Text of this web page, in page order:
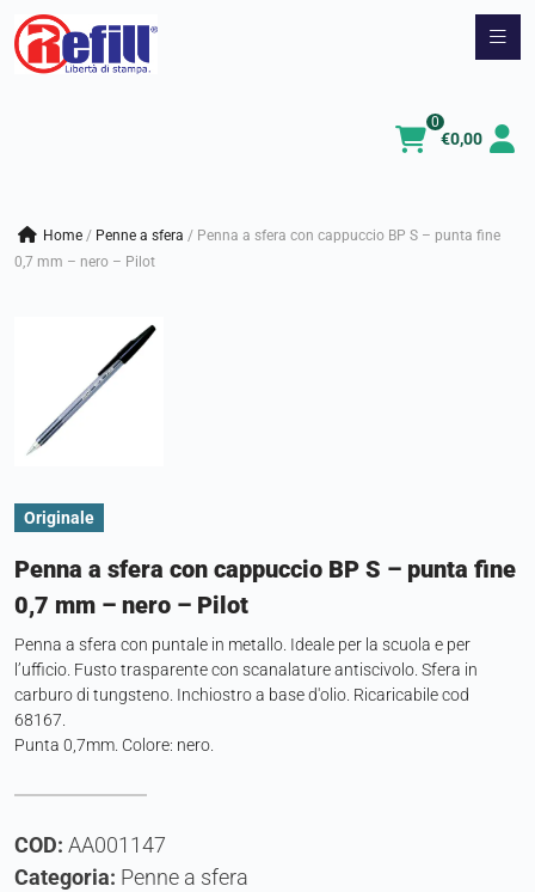
Vai
€0,00
0
Home / penne a sfera / Penna a sfera con cappuccio BP S – punta fine
0,7 mm – nero – Pilot
Originale
Penna a sfera con cappuccio BP S – punta fine
0,7 mm – nero – Pilot
Penna a sfera con puntale in metallo. Ideale per la scuola e per
l’ufficio. Fusto trasparente con scanalature antiscivolo. Sfera in
carburo di tungsteno. Inchiostro a base d'olio. Ricaricabile cod
68167.
Punta 0,7mm. Colore: nero.
COD: AA001147
Categoria: Penne a sfera